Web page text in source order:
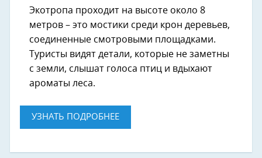
Экотропа проходит на высоте около 8
метров – это мостики среди крон деревьев,
соединенные смотровыми площадками.
Туристы видят детали, которые не заметны
с земли, слышат голоса птиц и вдыхают
ароматы леса.
УЗНАТЬ ПОДРОБНЕЕ